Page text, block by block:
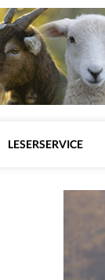
LESERSERVICE